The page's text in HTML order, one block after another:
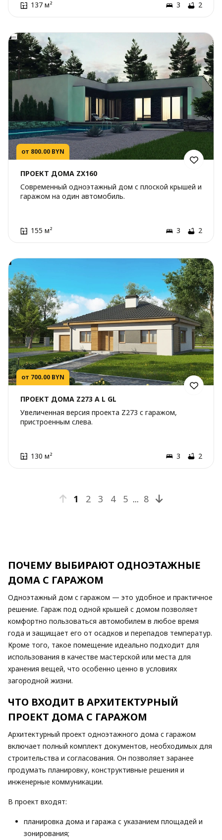
137 м² 3 2
от 800.00 BYN
ПРОЕКТ ДОМА ZX160
Современный одноэтажный дом с плоской крышей и
гаражом на один автомобиль.
155 м² 3 2
от 700.00 BYN
ПРОЕКТ ДОМА Z273 A L GL
Увеличенная версия проекта Z273 с гаражом,
пристроенным слева.
130 м² 3 2
1 2 3 4 5 ... 8
ПОЧЕМУ ВЫБИРАЮТ ОДНОЭТАЖНЫЕ
ДОМА С ГАРАЖОМ
Одноэтажный дом с гаражом — это удобное и практичное
решение. Гараж под одной крышей с домом позволяет
комфортно пользоваться автомобилем в любое время
года и защищает его от осадков и перепадов температур.
Кроме того, такое помещение идеально подходит для
использования в качестве мастерской или места для
хранения вещей, что особенно ценно в условиях
загородной жизни.
ЧТО ВХОДИТ В АРХИТЕКТУРНЫЙ
ПРОЕКТ ДОМА С ГАРАЖОМ
Архитектурный проект одноэтажного дома с гаражом
включает полный комплект документов, необходимых для
строительства и согласования. Он позволяет заранее
продумать планировку, конструктивные решения и
инженерные коммуникации.
В проект входят:
планировка дома и гаража с указанием площадей и
зонирования;